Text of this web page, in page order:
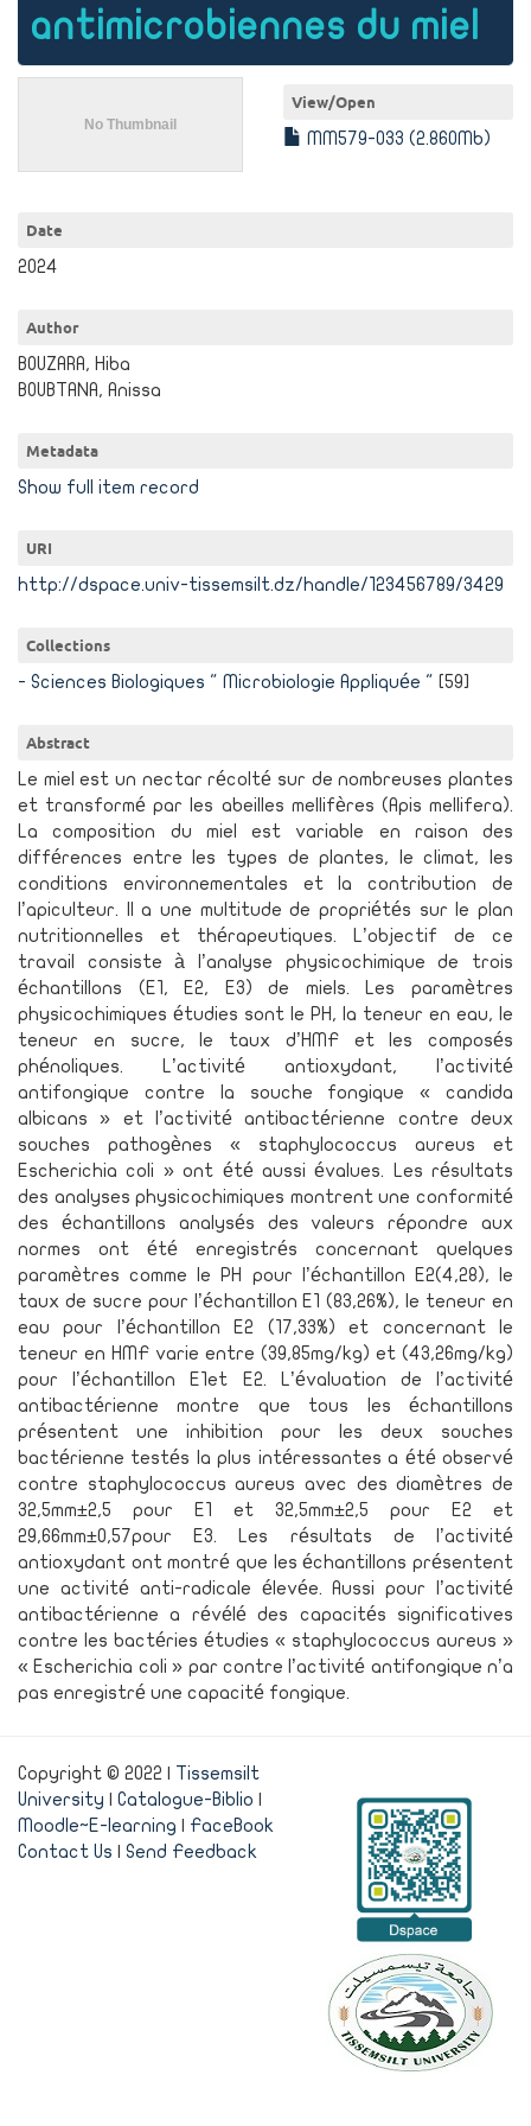
antimicrobiennes du miel
View/Open
MM579-033 (2.860Mb)
Date
2024
Author
BOUZARA, Hiba
BOUBTANA, Anissa
Metadata
Show full item record
URI
http://dspace.univ-tissemsilt.dz/handle/123456789/3429
Collections
- Sciences Biologiques " Microbiologie Appliquée " [59]
Abstract
Le miel est un nectar récolté sur de nombreuses plantes
et transformé par les abeilles mellifères (Apis mellifera).
La composition du miel est variable en raison des
différences entre les types de plantes, le climat, les
conditions environnementales et la contribution de
l’apiculteur. Il a une multitude de propriétés sur le plan
nutritionnelles et thérapeutiques. L’objectif de ce
travail consiste à l’analyse physicochimique de trois
échantillons (E1, E2, E3) de miels. Les paramètres
physicochimiques étudies sont le PH, la teneur en eau, le
teneur en sucre, le taux d’HMF et les composés
phénoliques. L’activité antioxydant, l’activité
antifongique contre la souche fongique « candida
albicans » et l’activité antibactérienne contre deux
souches pathogènes « staphylococcus aureus et
Escherichia coli » ont été aussi évalues. Les résultats
des analyses physicochimiques montrent une conformité
des échantillons analysés des valeurs répondre aux
normes ont été enregistrés concernant quelques
paramètres comme le PH pour l’échantillon E2(4,28), le
taux de sucre pour l’échantillon E1 (83,26%), le teneur en
eau pour l’échantillon E2 (17,33%) et concernant le
teneur en HMF varie entre (39,85mg/kg) et (43,26mg/kg)
pour l’échantillon E1et E2. L’évaluation de l’activité
antibactérienne montre que tous les échantillons
présentent une inhibition pour les deux souches
bactérienne testés la plus intéressantes a été observé
contre staphylococcus aureus avec des diamètres de
32,5mm±2,5 pour E1 et 32,5mm±2,5 pour E2 et
29,66mm±0,57pour E3. Les résultats de l’activité
antioxydant ont montré que les échantillons présentent
une activité anti-radicale élevée. Aussi pour l’activité
antibactérienne a révélé des capacités significatives
contre les bactéries étudies « staphylococcus aureus »
« Escherichia coli » par contre l’activité antifongique n’a
pas enregistré une capacité fongique.
Copyright © 2022 | Tissemsilt
University
Catalogue-Biblio
Moodle~E-learning
FaceBook
Contact Us
Send Feedback